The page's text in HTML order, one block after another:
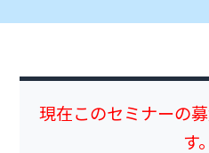
現在このセミナーの
す。